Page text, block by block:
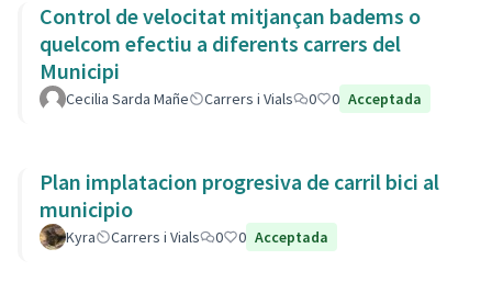
Control de velocitat mitjançan badems o
quelcom efectiu a diferents carrers del
Municipi
Cecilia Sarda Mañe Carrers i Vials 0 0 Acceptada
Plan implatacion progresiva de carril bici al
municipio
Kyra Carrers i Vials 0 0 Acceptada